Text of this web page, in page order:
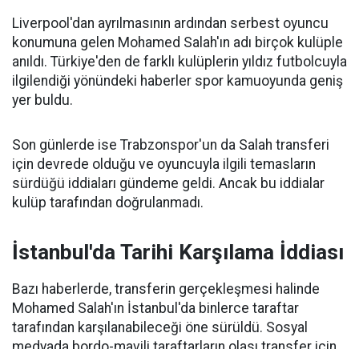
Liverpool'dan ayrılmasının ardından serbest oyuncu
konumuna gelen Mohamed Salah'ın adı birçok kulüple
anıldı. Türkiye'den de farklı kulüplerin yıldız futbolcuyla
ilgilendiği yönündeki haberler spor kamuoyunda geniş
yer buldu.
Son günlerde ise Trabzonspor'un da Salah transferi
için devrede olduğu ve oyuncuyla ilgili temasların
sürdüğü iddiaları gündeme geldi. Ancak bu iddialar
kulüp tarafından doğrulanmadı.
İstanbul'da Tarihi Karşılama İddiası
Bazı haberlerde, transferin gerçekleşmesi halinde
Mohamed Salah'ın İstanbul'da binlerce taraftar
tarafından karşılanabileceği öne sürüldü. Sosyal